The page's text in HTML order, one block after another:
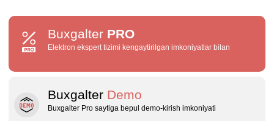
Buxgalter PRO
Elektron ekspert tizimi kengaytirilgan imkoniyatlar bilan
Buxgalter Demo
Buxgalter Pro saytiga bepul demo‑kirish imkoniyati